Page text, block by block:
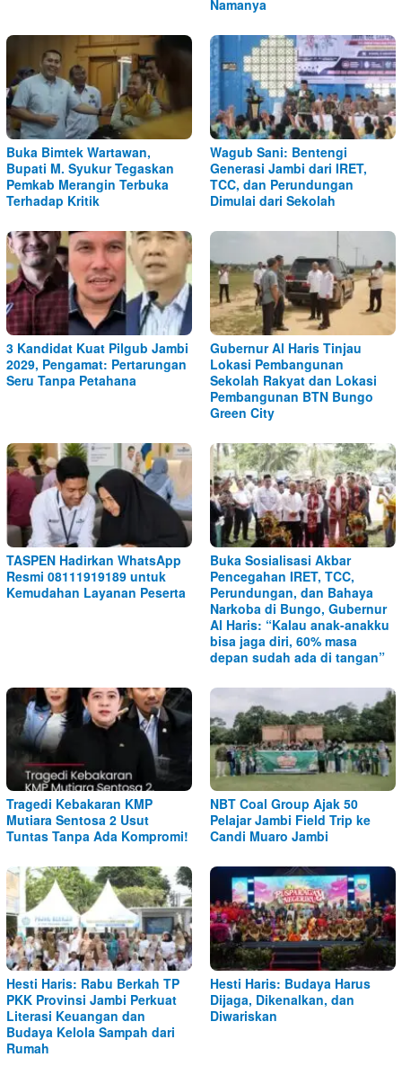
Namanya
Buka Bimtek Wartawan,
Bupati M. Syukur Tegaskan
Pemkab Merangin Terbuka
Terhadap Kritik
Wagub Sani: Bentengi
Generasi Jambi dari IRET,
TCC, dan Perundungan
Dimulai dari Sekolah
3 Kandidat Kuat Pilgub Jambi
2029, Pengamat: Pertarungan
Seru Tanpa Petahana
Gubernur Al Haris Tinjau
Lokasi Pembangunan
Sekolah Rakyat dan Lokasi
Pembangunan BTN Bungo
Green City
TASPEN Hadirkan WhatsApp
Resmi 08111919189 untuk
Kemudahan Layanan Peserta
Buka Sosialisasi Akbar
Pencegahan IRET, TCC,
Perundungan, dan Bahaya
Narkoba di Bungo, Gubernur
Al Haris: “Kalau anak-anakku
bisa jaga diri, 60% masa
depan sudah ada di tangan”
Tragedi Kebakaran KMP
Mutiara Sentosa 2 Usut
Tuntas Tanpa Ada Kompromi!
NBT Coal Group Ajak 50
Pelajar Jambi Field Trip ke
Candi Muaro Jambi
Hesti Haris: Rabu Berkah TP
PKK Provinsi Jambi Perkuat
Literasi Keuangan dan
Budaya Kelola Sampah dari
Rumah
Hesti Haris: Budaya Harus
Dijaga, Dikenalkan, dan
Diwariskan